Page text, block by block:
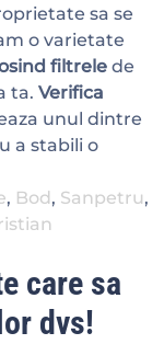
sa se
o varietate
filtrele de
ta. Verifica
unul dintre
a stabili o
, Bod , Sanpetru,
care sa
dvs!